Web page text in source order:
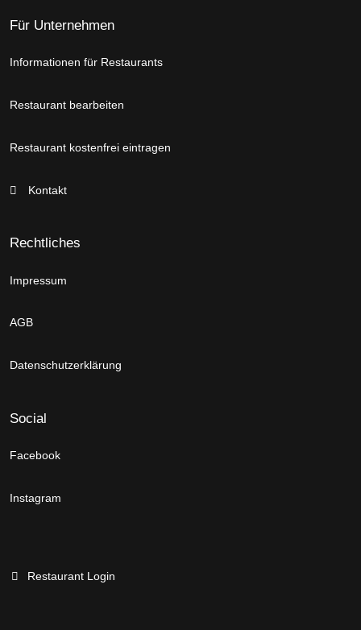
Für Unternehmen
Informationen für Restaurants
Restaurant bearbeiten
Restaurant kostenfrei eintragen
Kontakt
Rechtliches
Impressum
AGB
Datenschutzerklärung
Social
Facebook
Instagram
Restaurant Login